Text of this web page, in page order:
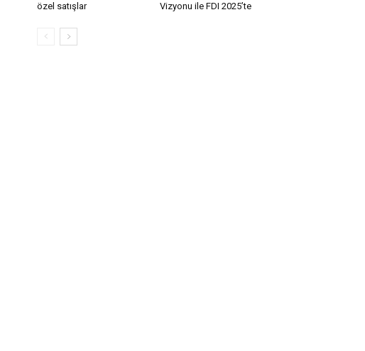
özel satışlar
Vizyonu ile FDI 2025’te